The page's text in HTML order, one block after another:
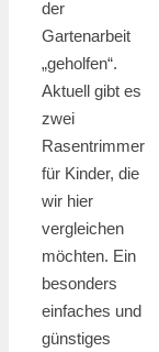
der
Gartenarbeit
„geholfen“.
Aktuell gibt es
zwei
Rasentrimmer
für Kinder, die
wir hier
vergleichen
möchten. Ein
besonders
einfaches und
günstiges